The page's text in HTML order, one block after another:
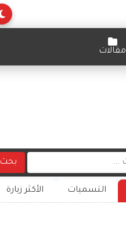
مقالات
بحث
التسميات الأكثر زيارة